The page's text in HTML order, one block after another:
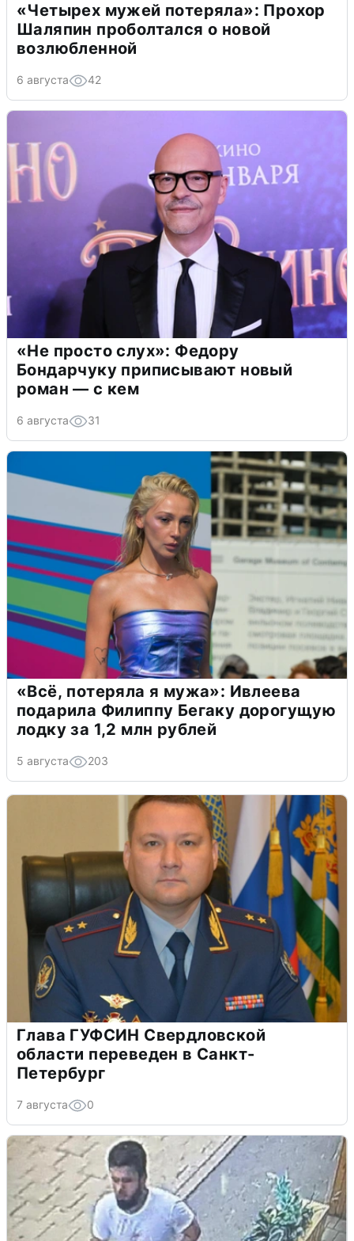
«Четырех мужей потеряла»: Прохор
Шаляпин проболтался о новой
возлюбленной
6 августа 42
«Не просто слух»: Федору
Бондарчуку приписывают новый
роман — с кем
6 августа 31
«Всё, потеряла я мужа»: Ивлеева
подарила Филиппу Бегаку дорогущую
лодку за 1,2 млн рублей
5 августа 203
Глава ГУФСИН Свердловской
области переведен в Санкт-
Петербург
7 августа 0